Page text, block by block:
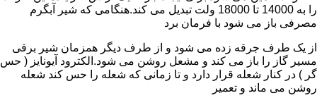
را به 14000 تا 18000 ولت تبدیل می کند.هنگامی که شیر آبگرم
مصرفی باز می شود با فرمان برد
از یک طرف جرقه زده می شود و از طرف دیگر همزمان شیر برقی
مسیر گاز را باز می کند و مشعل روشن می شود.الکترود آیونایز ( حس
گر ) در کنار شعله قرار دارد و تا زمانی که شعله را حس کند شعله
روشن می ماند و تعمیر